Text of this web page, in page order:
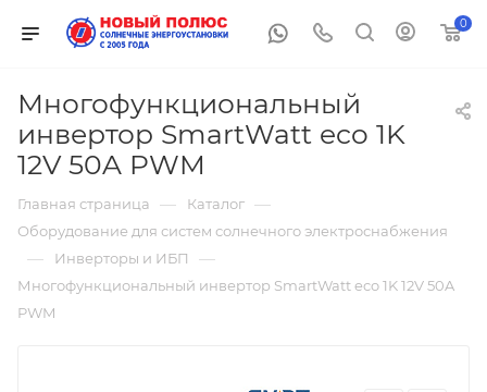
0
Многофункциональный
инвертор SmartWatt eco 1K
12V 50A PWM
Главная страница — Каталог —
Оборудование для систем солнечного электроснабжения
— Инверторы и ИБП —
Многофункциональный инвертор SmartWatt eco 1K 12V 50A
PWM